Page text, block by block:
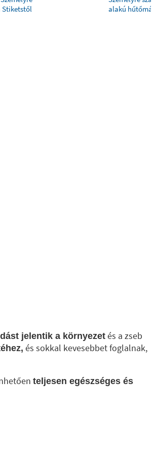
Stiketstől
alakú
jelentik a környezet és a zseb
és sokkal kevesebbet foglalnak,
teljesen egészséges és